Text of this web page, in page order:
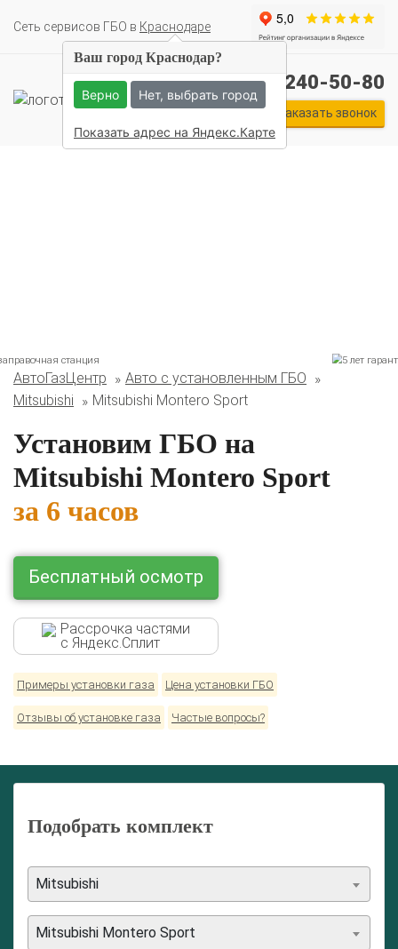
Cеть сервисов ГБО в Краснодаре
Комплекты ГБО на иномарки:
BMW Ford Geely HAVAL
Skoda Toyota
+7 (861) 240-50-80
Заказать звонок
АвтоГазЦентр
Авто с установленным ГБО
Mitsubishi
Mitsubishi Montero Sport
Установим ГБО на
Mitsubishi Montero Sport
за 6 часов
Бесплатный осмотр
Рассрочка частями
с Яндекс.Сплит
Примеры установки газа Цена установки ГБО
Отзывы об установке газа Частые вопросы?
Подобрать комплект
Mitsubishi
Mitsubishi Montero Sport
Ваш город Краснодар?
Верно Нет, выбрать город
Показать адрес на Яндекс.Карте